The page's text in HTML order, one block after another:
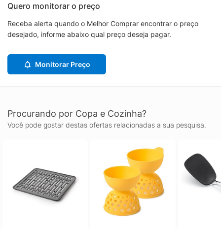
Quero monitorar o preço
Receba alerta quando o Melhor Comprar encontrar o preço
desejado, informe abaixo qual preço deseja pagar.
Monitorar Preço
Procurando por Copa e Cozinha?
Você pode gostar destas ofertas relacionadas a sua pesquisa.